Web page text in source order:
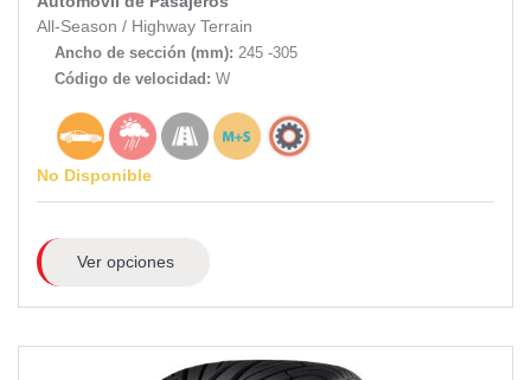
All-Season / Highway Terrain
Ancho de sección (mm): 245 -305
Código de velocidad: W
No Disponible
Ver opciones